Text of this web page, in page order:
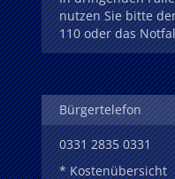
nutzen Sie bitte
110 oder das
Bürgertelefon
0331 2835 0331
* Kostenübersicht